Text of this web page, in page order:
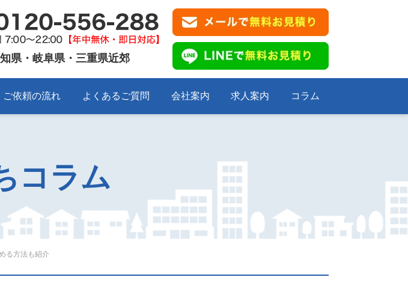
県・岐阜県・三重県近郊
ご依頼の流れ よくあるご質問 会社案内 求人案内 コラム
コラム
る方法も紹介